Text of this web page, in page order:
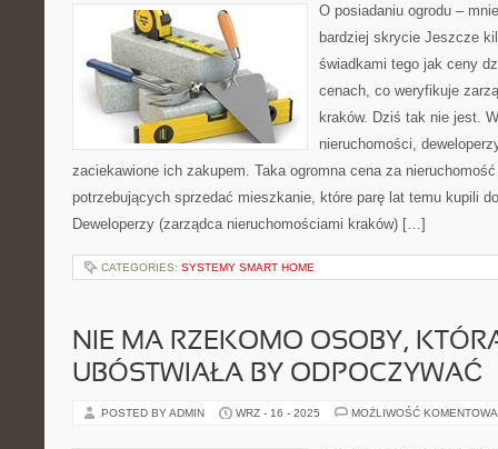
O posiadaniu ogrodu –
bardziej skrycie Jeszcze
świadkami tego jak ceny
cenach, co weryfikuje
kraków. Dziś tak nie jest.
nieruchomości,
zaciekawione ich zakupem. Taka ogromna cena za
potrzebujących sprzedać mieszkanie, które parę lat temu kupili
Deweloperzy (zarządca nieruchomościami kraków) […]
CATEGORIES: SYSTEMY SMART HOME
NIE MA RZEKOMO OSOBY,
UBÓSTWIAŁA BY ODPOCZYWAĆ
POSTED BY ADMIN WRZ - 16 - 2025 MOŻLIWOŚĆ